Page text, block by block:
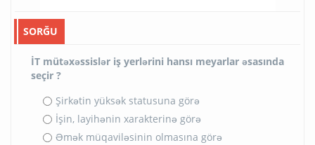
SORĞU
İT mütəxəssislər iş yerlərini hansı meyarlar əsasında
seçir ?
Şirkətin yüksək statusuna görə
İşin, layihənin xarakterinə görə
Əmək müqaviləsinin olmasına görə